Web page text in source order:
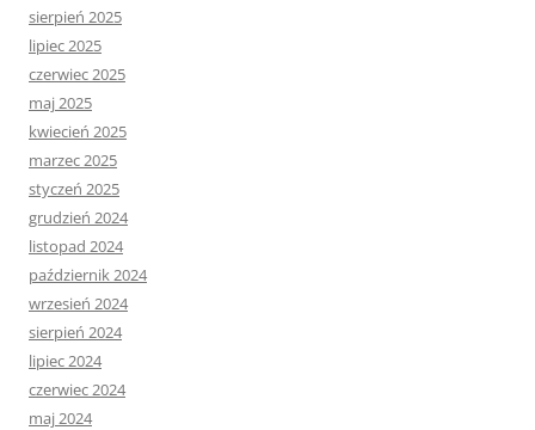
sierpień 2025
lipiec 2025
czerwiec 2025
maj 2025
kwiecień 2025
marzec 2025
styczeń 2025
grudzień 2024
listopad 2024
październik 2024
wrzesień 2024
sierpień 2024
lipiec 2024
czerwiec 2024
maj 2024